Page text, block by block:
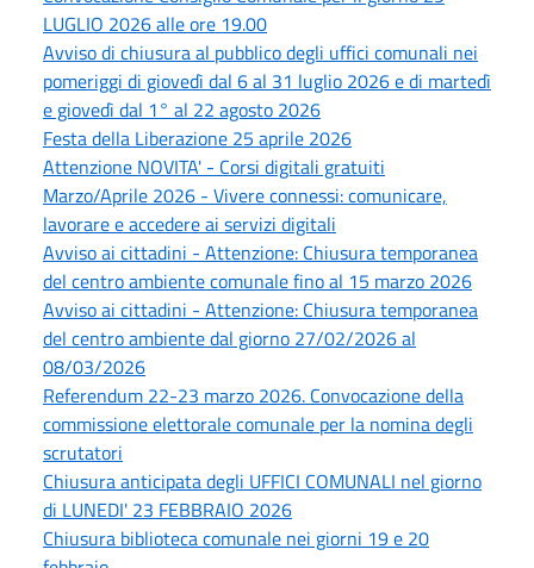
LUGLIO 2026 alle ore 19.00
Avviso di chiusura al pubblico degli uffici comunali nei
pomeriggi di giovedì dal 6 al 31 luglio 2026 e di martedì
e giovedì dal 1° al 22 agosto 2026
Festa della Liberazione 25 aprile 2026
Attenzione NOVITA' - Corsi digitali gratuiti
Marzo/Aprile 2026 - Vivere connessi: comunicare,
lavorare e accedere ai servizi digitali
Avviso ai cittadini - Attenzione: Chiusura temporanea
del centro ambiente comunale fino al 15 marzo 2026
Avviso ai cittadini - Attenzione: Chiusura temporanea
del centro ambiente dal giorno 27/02/2026 al
08/03/2026
Referendum 22-23 marzo 2026. Convocazione della
commissione elettorale comunale per la nomina degli
scrutatori
Chiusura anticipata degli UFFICI COMUNALI nel giorno
di LUNEDI' 23 FEBBRAIO 2026
Chiusura biblioteca comunale nei giorni 19 e 20